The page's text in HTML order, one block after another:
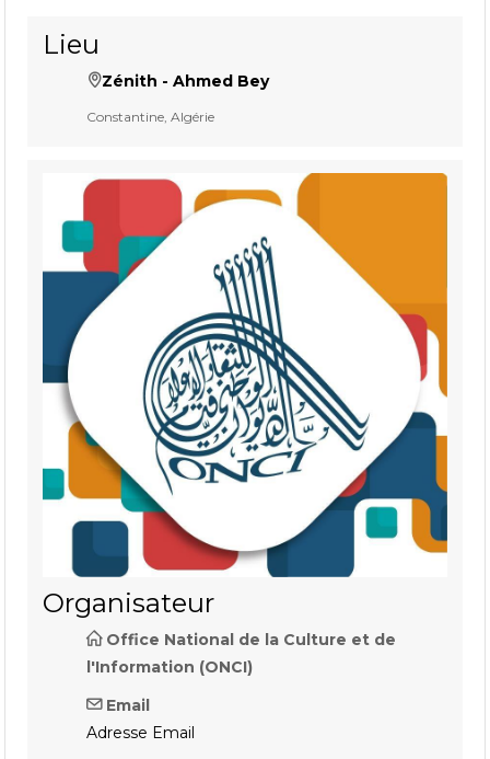
Lieu
Zénith - Ahmed Bey
Constantine, Algérie
Organisateur
Office National de la Culture et de
l'Information (ONCI)
Email
Adresse Email